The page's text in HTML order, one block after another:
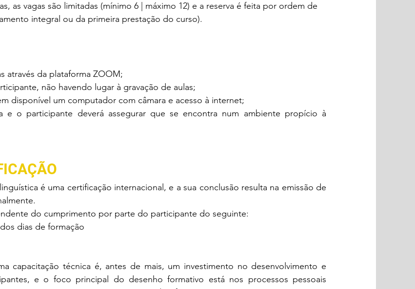
as vagas são limitadas (mínimo 6 | máximo 12) e a reserva é feita por ordem de
integral ou da primeira prestação do curso).
através da plataforma ZOOM;
não havendo lugar à gravação de aulas;
disponível um computador com câmara e acesso à internet;
e o participante deverá assegurar que se encontra num ambiente propício à
é uma certificação internacional, e a sua conclusão resulta na emissão de
do cumprimento por parte do participante do seguinte:
dias de formação
capacitação técnica é, antes de mais, um investimento no desenvolvimento e
e o foco principal do desenho formativo está nos processos pessoais